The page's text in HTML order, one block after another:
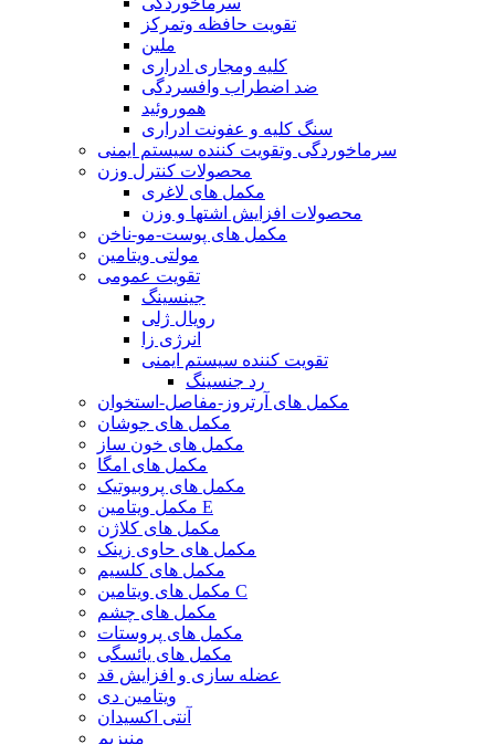
تقویت حافظه وتمرکز
ملین
کلیه ومجاری ادراری
ضد اضطراب وافسردگی
هموروئید
سنگ کلیه و عفونت ادراری
سرماخوردگی وتقویت کننده سیستم ایمنی
محصولات کنترل وزن
مکمل های لاغری
محصولات افزایش اشتها و وزن
مکمل های پوست-مو-ناخن
مولتی ویتامین
تقویت عمومی
جینسینگ
رویال ژلی
انرژی زا
تقویت کننده سیستم ایمنی
رد جنسینگ
مکمل های آرتروز-مفاصل-استخوان
مکمل های جوشان
مکمل های خون ساز
مکمل های امگا
مکمل های پروبیوتیک
مکمل ویتامین E
مکمل های کلاژن
مکمل های حاوی زینک
مکمل های کلسیم
مکمل های ویتامین C
مکمل های چشم
مکمل های پروستات
مکمل های یائسگی
عضله سازی و افزایش قد
ویتامین دی
آنتی اکسیدان
منیزیم